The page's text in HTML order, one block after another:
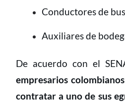
Conductores de
Auxiliares de
De acuerdo con el
empresarios
contratar a uno de sus